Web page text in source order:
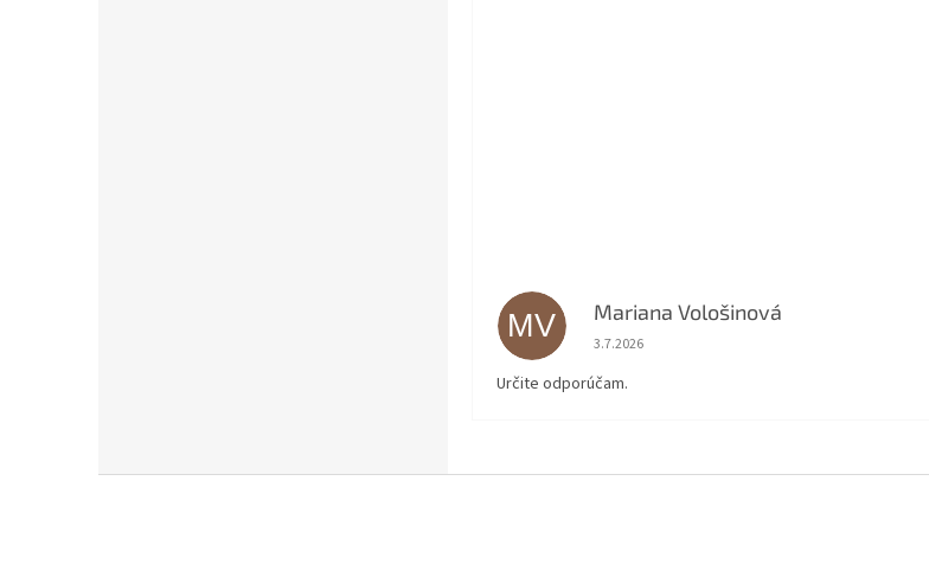
MV Mariana Vološinová
Hodnotenie obchodu je 5 z 5 hviezdičiek.
3.7.2026
Určite odporúčam.